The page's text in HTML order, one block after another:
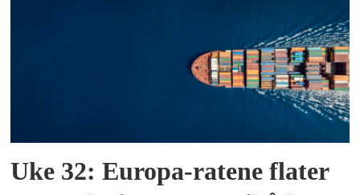
Uke 32: Europa-ratene flater